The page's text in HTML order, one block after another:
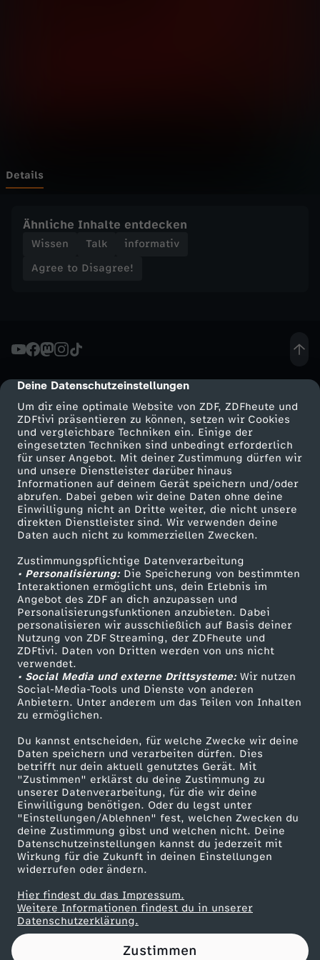
cmp-dialog-description
Deine Datenschutzeinstellungen
Um dir eine optimale Website von ZDF, ZDFheute und
ZDFtivi präsentieren zu können, setzen wir Cookies
und vergleichbare Techniken ein. Einige der
eingesetzten Techniken sind unbedingt erforderlich
für unser Angebot. Mit deiner Zustimmung dürfen wir
und unsere Dienstleister darüber hinaus
Informationen auf deinem Gerät speichern und/oder
abrufen. Dabei geben wir deine Daten ohne deine
Einwilligung nicht an Dritte weiter, die nicht unsere
direkten Dienstleister sind. Wir verwenden deine
Daten auch nicht zu kommerziellen Zwecken.
Zustimmungspflichtige Datenverarbeitung
• Personalisierung:Die Speicherung von bestimmten
Interaktionen ermöglicht uns, dein Erlebnis im
Angebot des ZDF an dich anzupassen und
Personalisierungsfunktionen anzubieten. Dabei
personalisieren wir ausschließlich auf Basis deiner
Nutzung von ZDF Streaming, der ZDFheute und
ZDFtivi. Daten von Dritten werden von uns nicht
verwendet.
• Social Media und externe Drittsysteme:Wir nutzen
Social-Media-Tools und Dienste von anderen
Anbietern. Unter anderem um das Teilen von Inhalten
zu ermöglichen.
Du kannst entscheiden, für welche Zwecke wir deine
Daten speichern und verarbeiten dürfen. Dies
betrifft nur dein aktuell genutztes Gerät. Mit
"Zustimmen" erklärst du deine Zustimmung zu
unserer Datenverarbeitung, für die wir deine
Einwilligung benötigen. Oder du legst unter
"Einstellungen/Ablehnen" fest, welchen Zwecken du
deine Zustimmung gibst und welchen nicht. Deine
Datenschutzeinstellungen kannst du jederzeit mit
Wirkung für die Zukunft in deinen Einstellungen
widerrufen oder ändern.
Hier findest du das Impressum.
Weitere Informationen findest du in unserer
Datenschutzerklärung.
Zustimmen
r
e
!
A
g
r
e
e
t
o
D
i
s
a
g
r
e
e
!
-
Ü
Details
Ähnliche Inhalte entdecken
Wissen Talk
informativ
Agree to Disagree!
Mehr ZDF
ZDF-Apps
Smart TV
ZDFtext
Livestreams
Sendungen A-Z
TV-Programm
Service
ZDFmitreden
Kontakt zum ZDF
Tickets
Zuschauerservice
Hilfe
ZDF Unternehmen
Karriere
ZDF goes Schule
Werbefernsehen
Mainzelmännchen
Partner